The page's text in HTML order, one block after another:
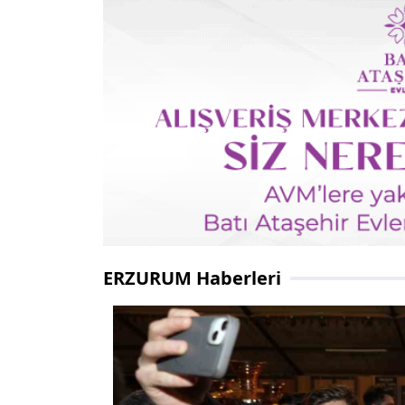
ERZURUM Haberleri